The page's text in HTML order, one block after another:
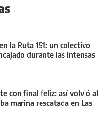
la Ruta 151: un colectivo
durante las intensas
con final feliz: así volvió al
marina rescatada en Las